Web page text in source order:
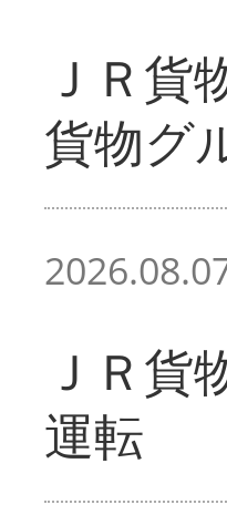
ＪＲ
貨物グ
ＪＲ
運転